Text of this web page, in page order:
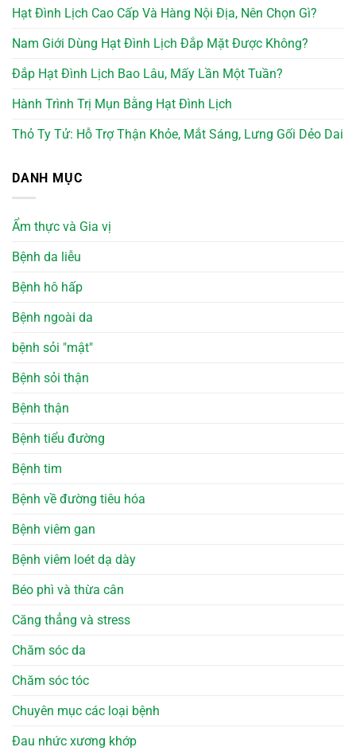
Hạt Đình Lịch Cao Cấp Và Hàng Nội Địa, Nên Chọn Gì?
Nam Giới Dùng Hạt Đình Lịch Đắp Mặt Được Không?
Đắp Hạt Đình Lịch Bao Lâu, Mấy Lần Một Tuần?
Hành Trình Trị Mụn Bằng Hạt Đình Lịch
Thỏ Ty Tử: Hỗ Trợ Thận Khỏe, Mắt Sáng, Lưng Gối Dẻo Dai
DANH MỤC
Ẩm thực và Gia vị
Bệnh da liễu
Bệnh hô hấp
Bệnh ngoài da
bệnh sỏi "mật"
Bệnh sỏi thận
Bệnh thận
Bệnh tiểu đường
Bệnh tim
Bệnh về đường tiêu hóa
Bệnh viêm gan
Bệnh viêm loét dạ dày
Béo phì và thừa cân
Căng thẳng và stress
Chăm sóc da
Chăm sóc tóc
Chuyên mục các loại bệnh
Đau nhức xương khớp